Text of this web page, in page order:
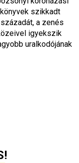
szikkadt
a zenés
igyekszik
uralkodójának